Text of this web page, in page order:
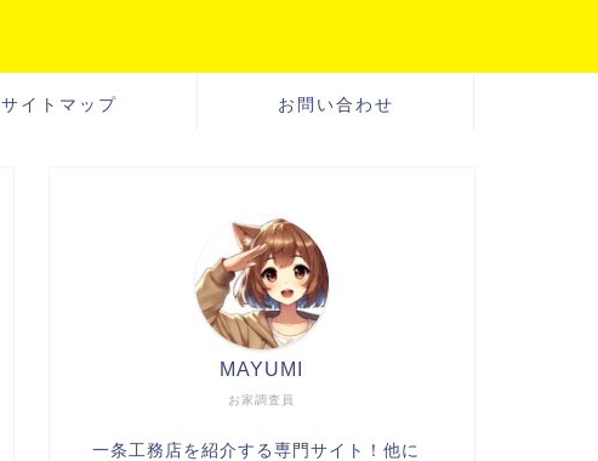
サイトマップ お問い合わせ
お家調査員
MAYUMI
一条工務店を紹介する専門サイト！他に